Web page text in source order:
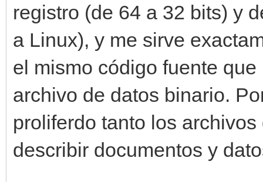
registro (de 64 a 32 bits) y
a Linux), y me sirve
el mismo código fuente
archivo de datos binario.
proliferdo tanto los
describir documentos y